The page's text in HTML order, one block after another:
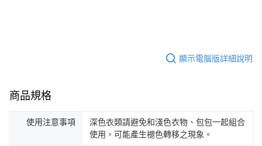
顯示電腦版詳細說明
商品規格
使用注意事項
深色衣類請避免和淺色衣物、包包一起組合
使用，可能產生褪色轉移之現象。